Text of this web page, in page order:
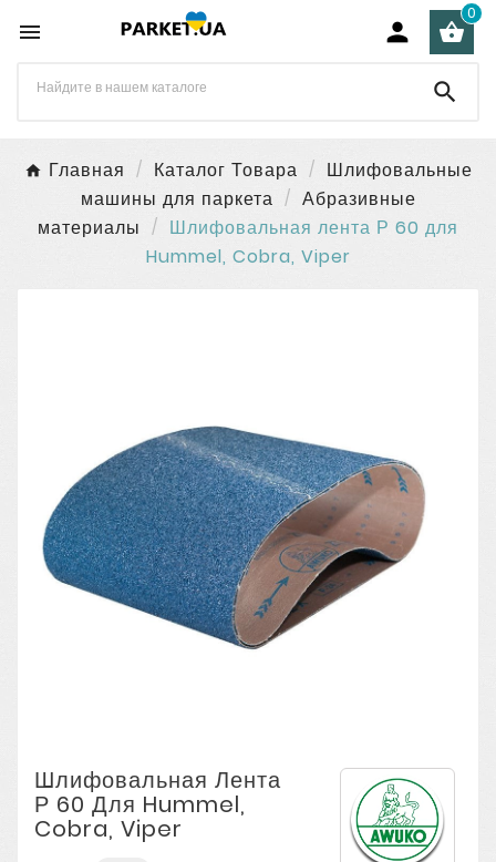
  
0

Главная Каталог Товара
Шлифовальные
машины для паркета
Абразивные
материалы
Шлифовальная лента Р 60 для
Hummel, Cobra, Viper
Шлифовальная Лента
Р 60 Для Hummel,
Cobra, Viper